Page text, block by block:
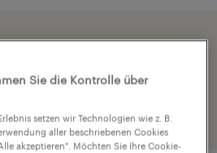
indem du dein
Sie die Kontrolle über
setzen wir Technologien wie z. B.
aller beschriebenen Cookies
akzeptieren". Möchten Sie Ihre Cookie-